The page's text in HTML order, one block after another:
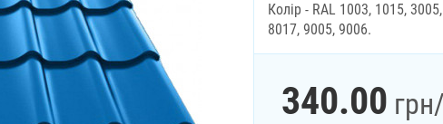
Колір - RAL 1003, 1015,
8017, 9005, 9006.
340.00 грн